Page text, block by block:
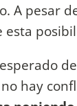
A pesar
esta
hay